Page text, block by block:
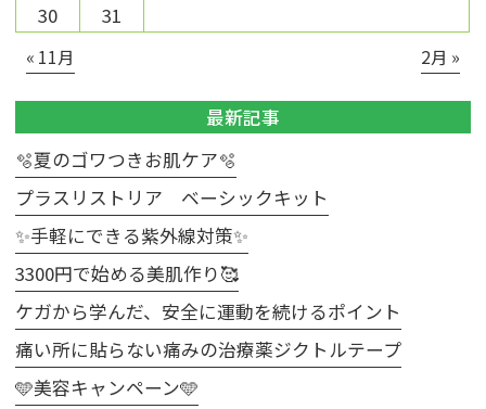
30
31
« 11月 2月 »
最新記事
🫧夏のゴワつきお肌ケア🫧
プラスリストリア ベーシックキット
✨手軽にできる紫外線対策✨
3300円で始める美肌作り🥰
ケガから学んだ、安全に運動を続けるポイント
痛い所に貼らない痛みの治療薬ジクトルテープ
🩵美容キャンペーン🩵